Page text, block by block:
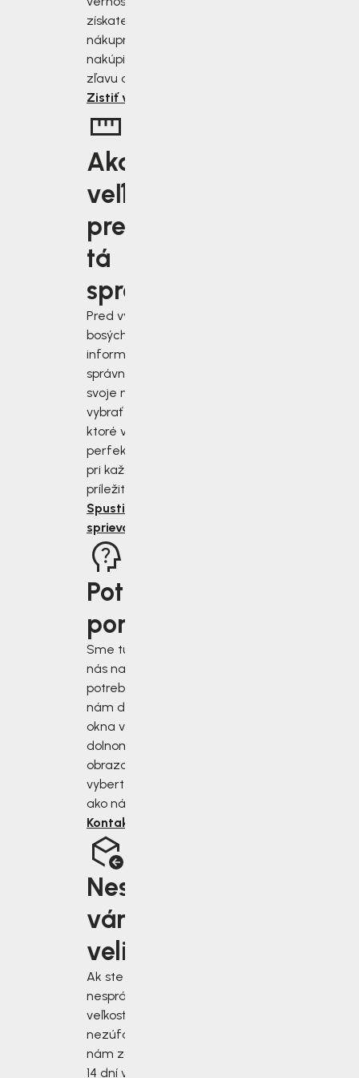
získate zľavu 2 až 10 % z
nákupnej ceny. Čím viac
nakúpite, tým väčšiu
zľavu od nás získate.
Zistiť viac
Aká
veľkosť je
pre vás
tá
správna?
Pred výberom
bosých topánok sa
informujte, ako
správne zmerať
svoje nohy a
vybrať si topánky,
ktoré vám budú
perfektne sedieť
pri každej
príležitosti.
Spustiť
sprievodcu
Potrebujete
poradiť?
Sme tu pre vás, keď
nás najviac
potrebujete. Napíšte
nám do chatového
okna v pravom
dolnom rohu
obrazovky alebo si
vyberte iný spôsob,
ako nás kontaktovať.
Kontaktujte nás
Nesedí
vám
velikost?
Ak ste si vybrali
nesprávnu
veľkosť,
nezúfajte! Stačí
nám zásielku do
14 dní vrátiť.